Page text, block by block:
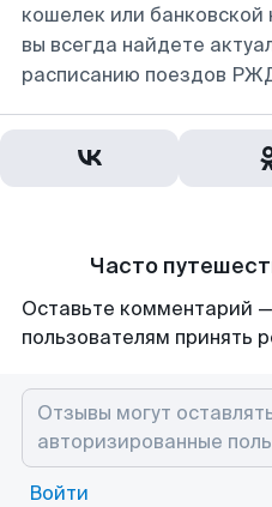
кошелек или
вы всегда найдете
расписанию поездов
Часто
Оставьте комментарий
пользователям принять
Войти